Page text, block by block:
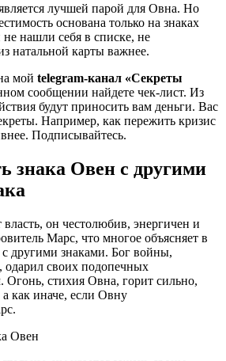
лучшей парой для Овна. Но
основана только на знаках
нашли себя в списке, не
натальной карты важнее.
мой telegram-канал «Секреты
сообщении найдете чек-лист. Из
будут приносить вам деньги. Вас
Например, как пережить кризис
Подписывайтесь.
знака Овен с другими
он честолюбив, энергичен и
Марс, что многое объясняет в
другими знаками. Бог войны,
одарил своих подопечных
стихия Овна, горит сильно,
как иначе, если Овну